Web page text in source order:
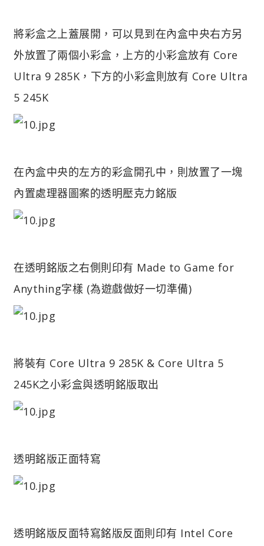
將彩盒之上蓋展開，可以見到在內盒中央右方另
外放置了兩個小彩盒，上方的小彩盒放有 Core
Ultra 9 285K，下方的小彩盒則放有 Core Ultra
5 245K
在內盒中央的左方的彩盒開孔中，則放置了一塊
內置處理器圖案的透明壓克力銘版
在透明銘版之右側則印有 Made to Game for
Anything字樣 (為遊戲做好一切準備)
將裝有 Core Ultra 9 285K & Core Ultra 5
245K之小彩盒與透明銘版取出
透明銘版正面特寫
透明銘版反面特寫銘版反面則印有 Intel Core